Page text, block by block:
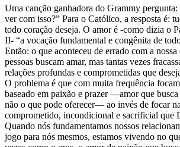
Uma canção ganhadora do Grammy
ver com isso?” Para o Católico, a resposta é:
todo coração deseja. O amor é -como dizia o
II- “a vocação fundamental e congênita de
Então: o que aconteceu de errado com a
pessoas buscam amar, mas tantas vezes
relações profundas e comprometidas que
O problema é que com muita frequência
baseado em paixão e prazer —amor que
não o que pode oferecer— ao invés de focar
comprometido, incondicional e sacrificial que
Quando nós fundamentamos nossos
jogo para nós mesmos, estamos vivendo no